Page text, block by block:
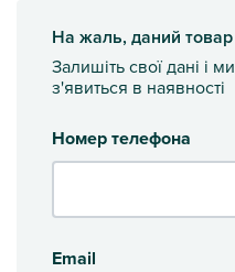
На жаль, даний
Залишіть свої дані і
з'явиться в наявності
Номер телефона
Email